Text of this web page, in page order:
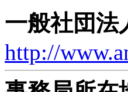
一般社団
http://